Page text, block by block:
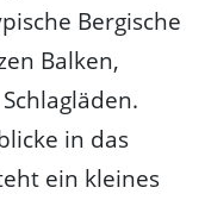
Bergische
Balken,
in das
ein kleines